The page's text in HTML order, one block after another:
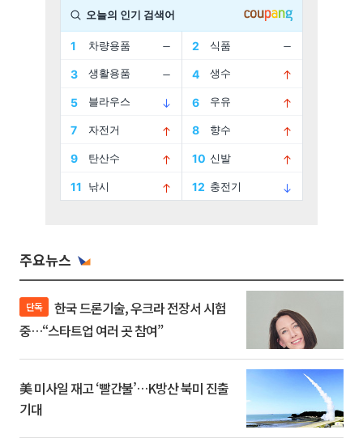
주요뉴스
단독
중…“스타트업 여러 곳 참여”
美 미사일 재고 ‘빨간불’…K방산 북미 진출
기대